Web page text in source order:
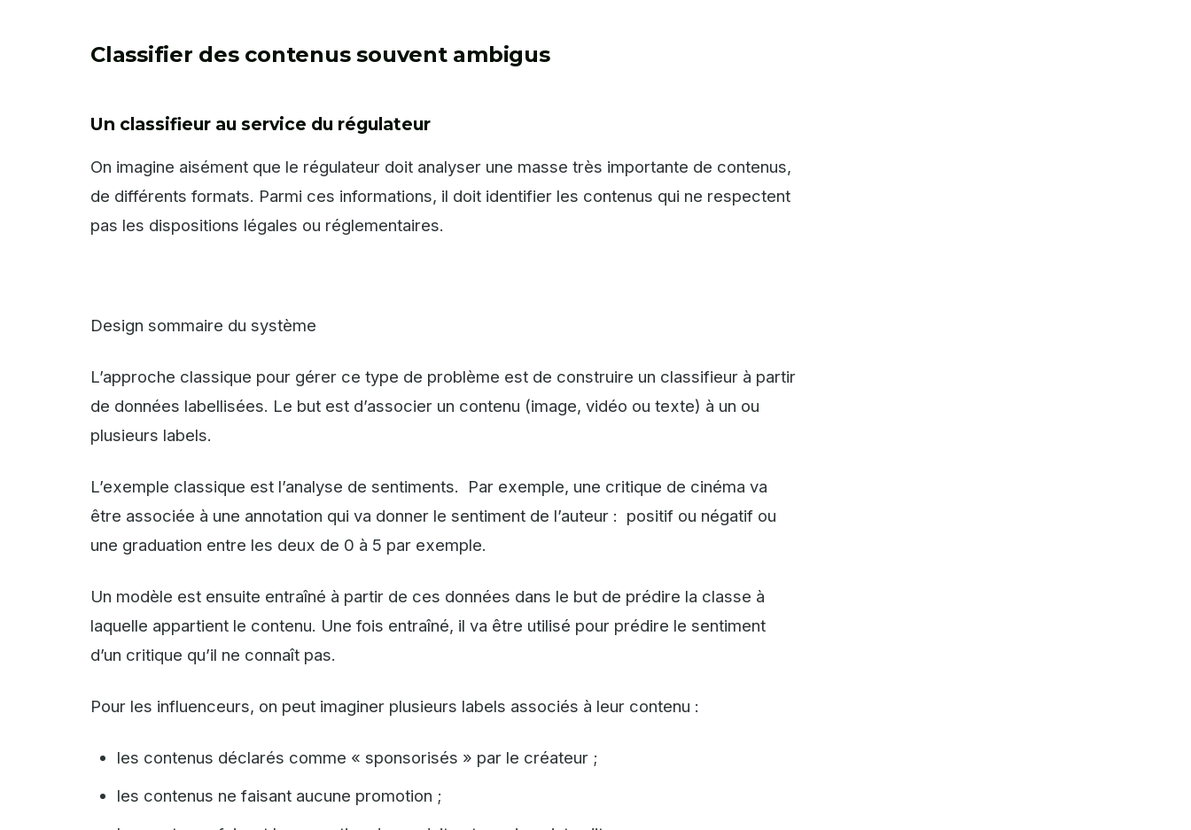
Classifier des contenus souvent ambigus
Un classifieur au service du régulateur
On imagine aisément que le régulateur doit analyser une masse très importante de contenus,
de différents formats. Parmi ces informations, il doit identifier les contenus qui ne respectent
pas les dispositions légales ou réglementaires.
Design sommaire du système
L’approche classique pour gérer ce type de problème est de construire un classifieur à partir
de données labellisées. Le but est d’associer un contenu (image, vidéo ou texte) à un ou
plusieurs labels.
L’exemple classique est l’analyse de sentiments. Par exemple, une critique de cinéma va
être associée à une annotation qui va donner le sentiment de l’auteur : positif ou négatif ou
une graduation entre les deux de 0 à 5 par exemple.
Un modèle est ensuite entraîné à partir de ces données dans le but de prédire la classe à
laquelle appartient le contenu. Une fois entraîné, il va être utilisé pour prédire le sentiment
d’un critique qu’il ne connaît pas.
Pour les influenceurs, on peut imaginer plusieurs labels associés à leur contenu :
les contenus déclarés comme « sponsorisés » par le créateur ;
les contenus ne faisant aucune promotion ;